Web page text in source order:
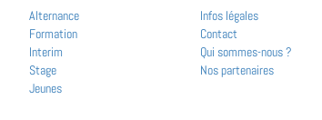
Alternance
Formation
Interim
Stage
Jeunes
Infos légales
Contact
Qui sommes-nous ?
Nos partenaires